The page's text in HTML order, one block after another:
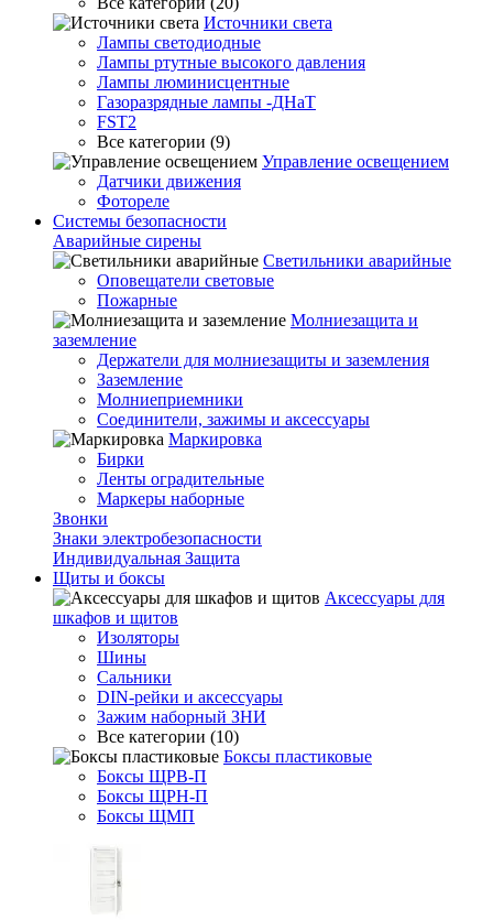
Источники света
Лампы светодиодные
Лампы ртутные высокого давления
Лампы люминисцентные
Газоразрядные лампы -ДНаТ
FST2
Все категории (9)
Управление освещением
Датчики движения
Фотореле
Системы безопасности
Аварийные сирены
Светильники аварийные
Оповещатели световые
Пожарные
Молниезащита и
заземление
Держатели для молниезащиты и заземления
Заземление
Молниеприемники
Соединители, зажимы и аксессуары
Маркировка
Бирки
Ленты оградительные
Маркеры наборные
Звонки
Знаки электробезопасности
Индивидуальная Защита
Щиты и боксы
Аксессуары для
шкафов и щитов
Изоляторы
Шины
Сальники
DIN-рейки и аксессуары
Зажим наборный ЗНИ
Все категории (10)
Боксы пластиковые
Боксы ЩРВ-П
Боксы ЩРН-П
Боксы ЩМП